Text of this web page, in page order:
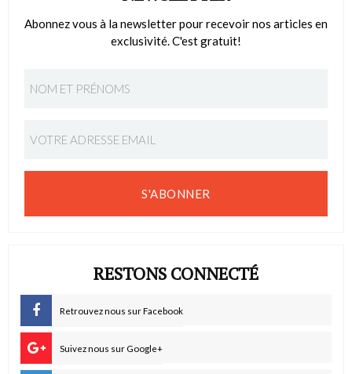
Abonnez vous à la newsletter pour recevoir nos articles en
exclusivité. C'est gratuit!
S'ABONNER
RESTONS CONNECTÉ
Retrouvez nous sur Facebook
Suivez nous sur Google+